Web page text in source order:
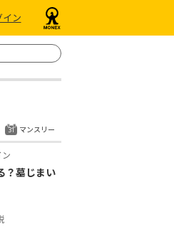
イン
？墓じまい
マンスリー